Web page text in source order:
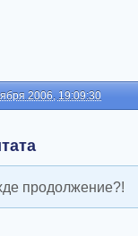
2006, 19:09:30
продолжение?!